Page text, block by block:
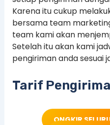
Karena itu cukup
bersama team
team kami akan
Setelah itu akan kami
pengiriman anda sesuai
Tarif
ONGKIR